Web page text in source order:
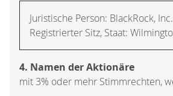
Juristische Person: BlackRock, Inc.
Registrierter Sitz, Staat:
4. Namen der Aktionäre
mit 3% oder mehr Stimmrechten,